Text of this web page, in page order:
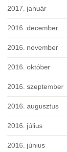
2017. január
2016. december
2016. november
2016. október
2016. szeptember
2016. augusztus
2016. július
2016. június